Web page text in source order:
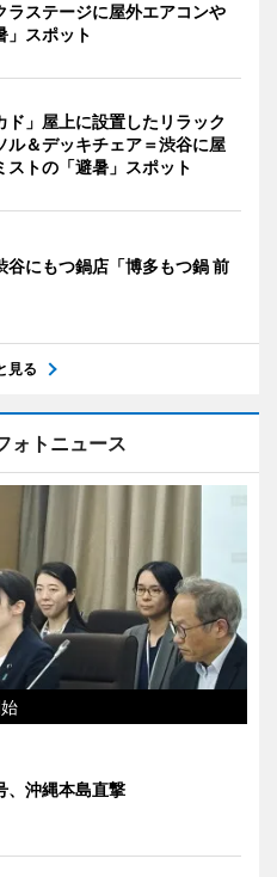
ラステージに屋外エアコンや
」スポット
ド」屋上に設置したリラック
ル＆デッキチェア＝渋谷に屋
ストの「避暑」スポット
谷にもつ鍋店「博多もつ鍋 前
見る
ォトニュース
、沖縄本島直撃